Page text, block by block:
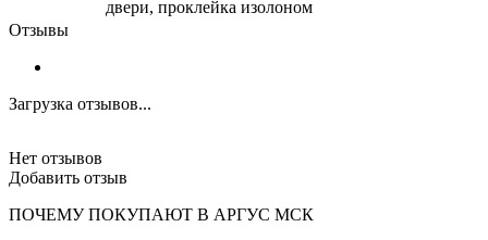
двери, проклейка изолоном
Отзывы
Загрузка отзывов...
Нет отзывов
Добавить отзыв
ПОЧЕМУ ПОКУПАЮТ В АРГУС МСК